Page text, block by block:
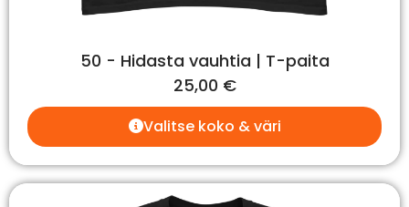
50 - Hidasta vauhtia | T-paita
25,00 €
Valitse koko & väri